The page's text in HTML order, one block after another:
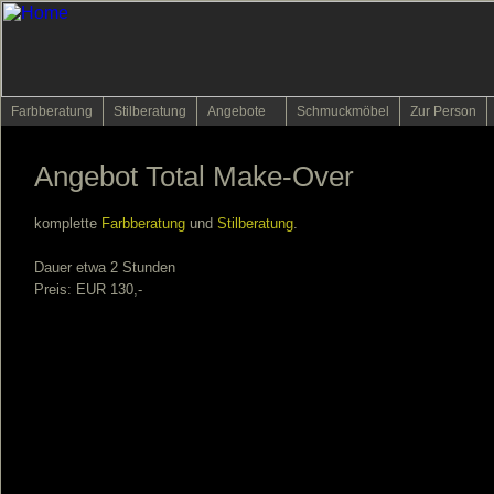
Farbberatung Stilberatung Angebote Schmuckmöbel Zur Person
Angebot Total Make-Over
komplette Farbberatung und Stilberatung.
Dauer etwa 2 Stunden
Preis: EUR 130,-